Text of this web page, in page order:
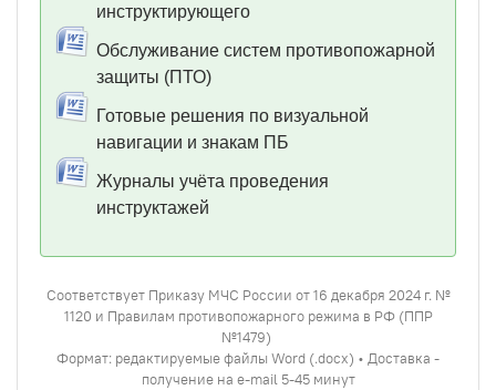
инструктирующего
Обслуживание систем противопожарной
защиты (ПТО)
Готовые решения по визуальной
навигации и знакам ПБ
Журналы учёта проведения
инструктажей
Соответствует Приказу МЧС России от 16 декабря 2024 г. №
1120 и Правилам противопожарного режима в РФ (ППР
№1479)
Формат: редактируемые файлы Word (.docx) • Доставка -
получение на e-mail 5-45 минут